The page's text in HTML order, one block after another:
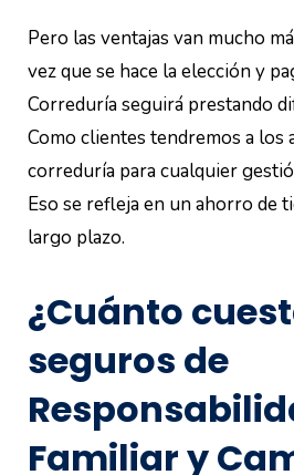
Pero las ventajas van mucho
vez que se hace la elección y
Correduría seguirá prestando
Como clientes tendremos a los
correduría para cualquier
Eso se refleja en un ahorro de
largo plazo.
¿Cuánto
seguros de
Familiar y